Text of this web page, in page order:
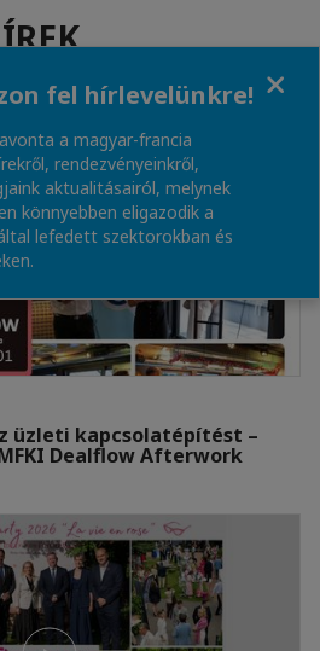
üzleti kapcsolatépítést –
Dealflow Afterwork
fel hírlevelünkre!
a magyar-francia
rendezvényeinkről,
aktualitásairól, melynek
könnyebben eligazodik a
lefedett szektorokban és